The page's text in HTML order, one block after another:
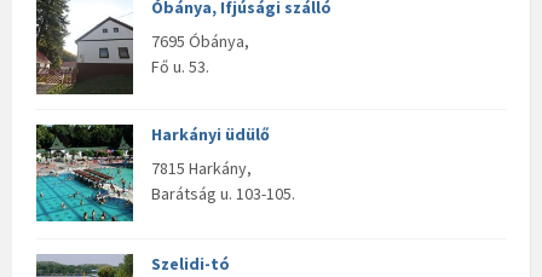
Óbánya, Ifjúsági szálló
7695 Óbánya,
Fő u. 53.
Harkányi üdülő
7815 Harkány,
Barátság u. 103-105.
Szelidi-tó